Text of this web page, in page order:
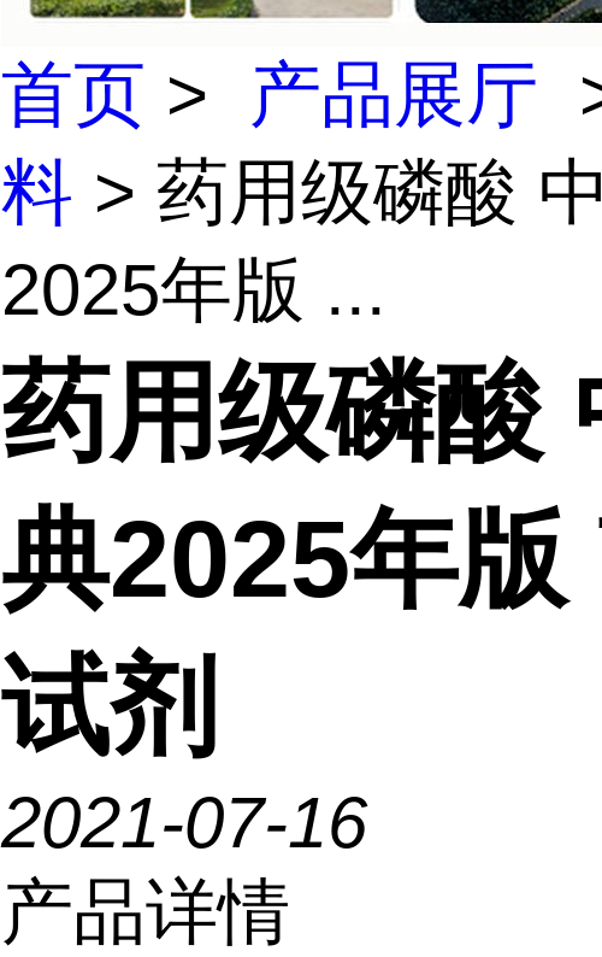
首页 > 产品展厅
料 > 药用级磷酸
2025年版 ...
药用级磷酸
典2025年版
试剂
2021-07-16
产品详情